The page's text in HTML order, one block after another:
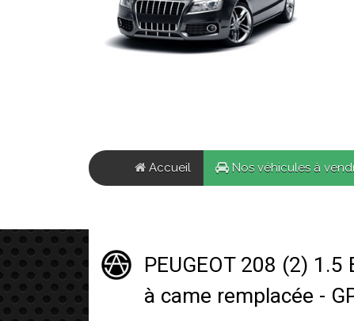
Accueil Nos véhicules à
PEUGEOT 208 (2) 1.5
à came remplacée -